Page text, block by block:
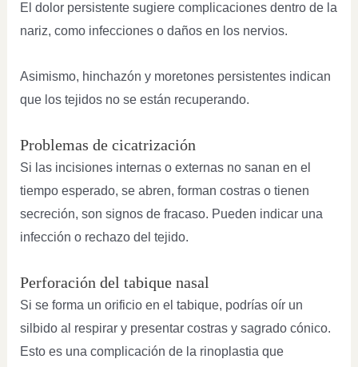
El dolor persistente sugiere complicaciones dentro de la
nariz, como infecciones o daños en los nervios.
Asimismo, hinchazón y moretones persistentes indican
que los tejidos no se están recuperando.
Problemas de cicatrización
Si las incisiones internas o externas no sanan en el
tiempo esperado, se abren, forman costras o tienen
secreción, son signos de fracaso. Pueden indicar una
infección o rechazo del tejido.
Perforación del tabique nasal
Si se forma un orificio en el tabique, podrías oír un
silbido al respirar y presentar costras y sagrado cónico.
Esto es una complicación de la rinoplastia que